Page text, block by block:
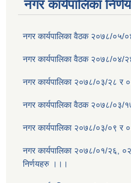
नगर कार्यपालिका
नगर कार्यपालिका वैठक २०७८/
नगर कार्यपालिका वैठक २०७८/०४/
नगर कार्यपालिका २०७८/०३/२८ र
नगर कार्यपालिका वैठक २०७८/०३/
नगर कार्यपालिका २०७८/०३/०९ र
नगर कार्यपालिका २०७८/०१/२६,
निर्णयहरु ।।।